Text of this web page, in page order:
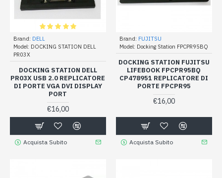
Brand: DELL
Model: DOCKING STATION DELL
PR03X
DOCKING STATION DELL
PR03X USB 2.0 REPLICATORE
DI PORTE VGA DVI DISPLAY
PORT
€16,00
Acquista Subito
Brand: FUJITSU
Model: Docking Station FPCPR95BQ
DOCKING STATION FUJITSU
LIFEBOOK FPCPR95BQ
CP478951 REPLICATORE DI
PORTE FPCPR95
€16,00
Acquista Subito